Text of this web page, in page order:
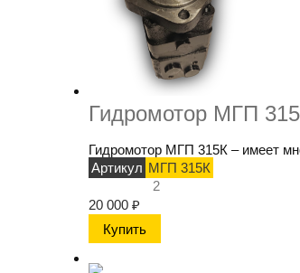
Гидромотор МГП
Гидромотор МГП 315К – имеет
Артикул МГП 315К
2
20 000 ₽